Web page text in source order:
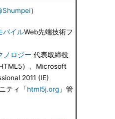
）
バイルWeb先端技術フ
ノロジー 代表取締役
）、Microsoft
2011 (IE)
ティ「html5j.org」管